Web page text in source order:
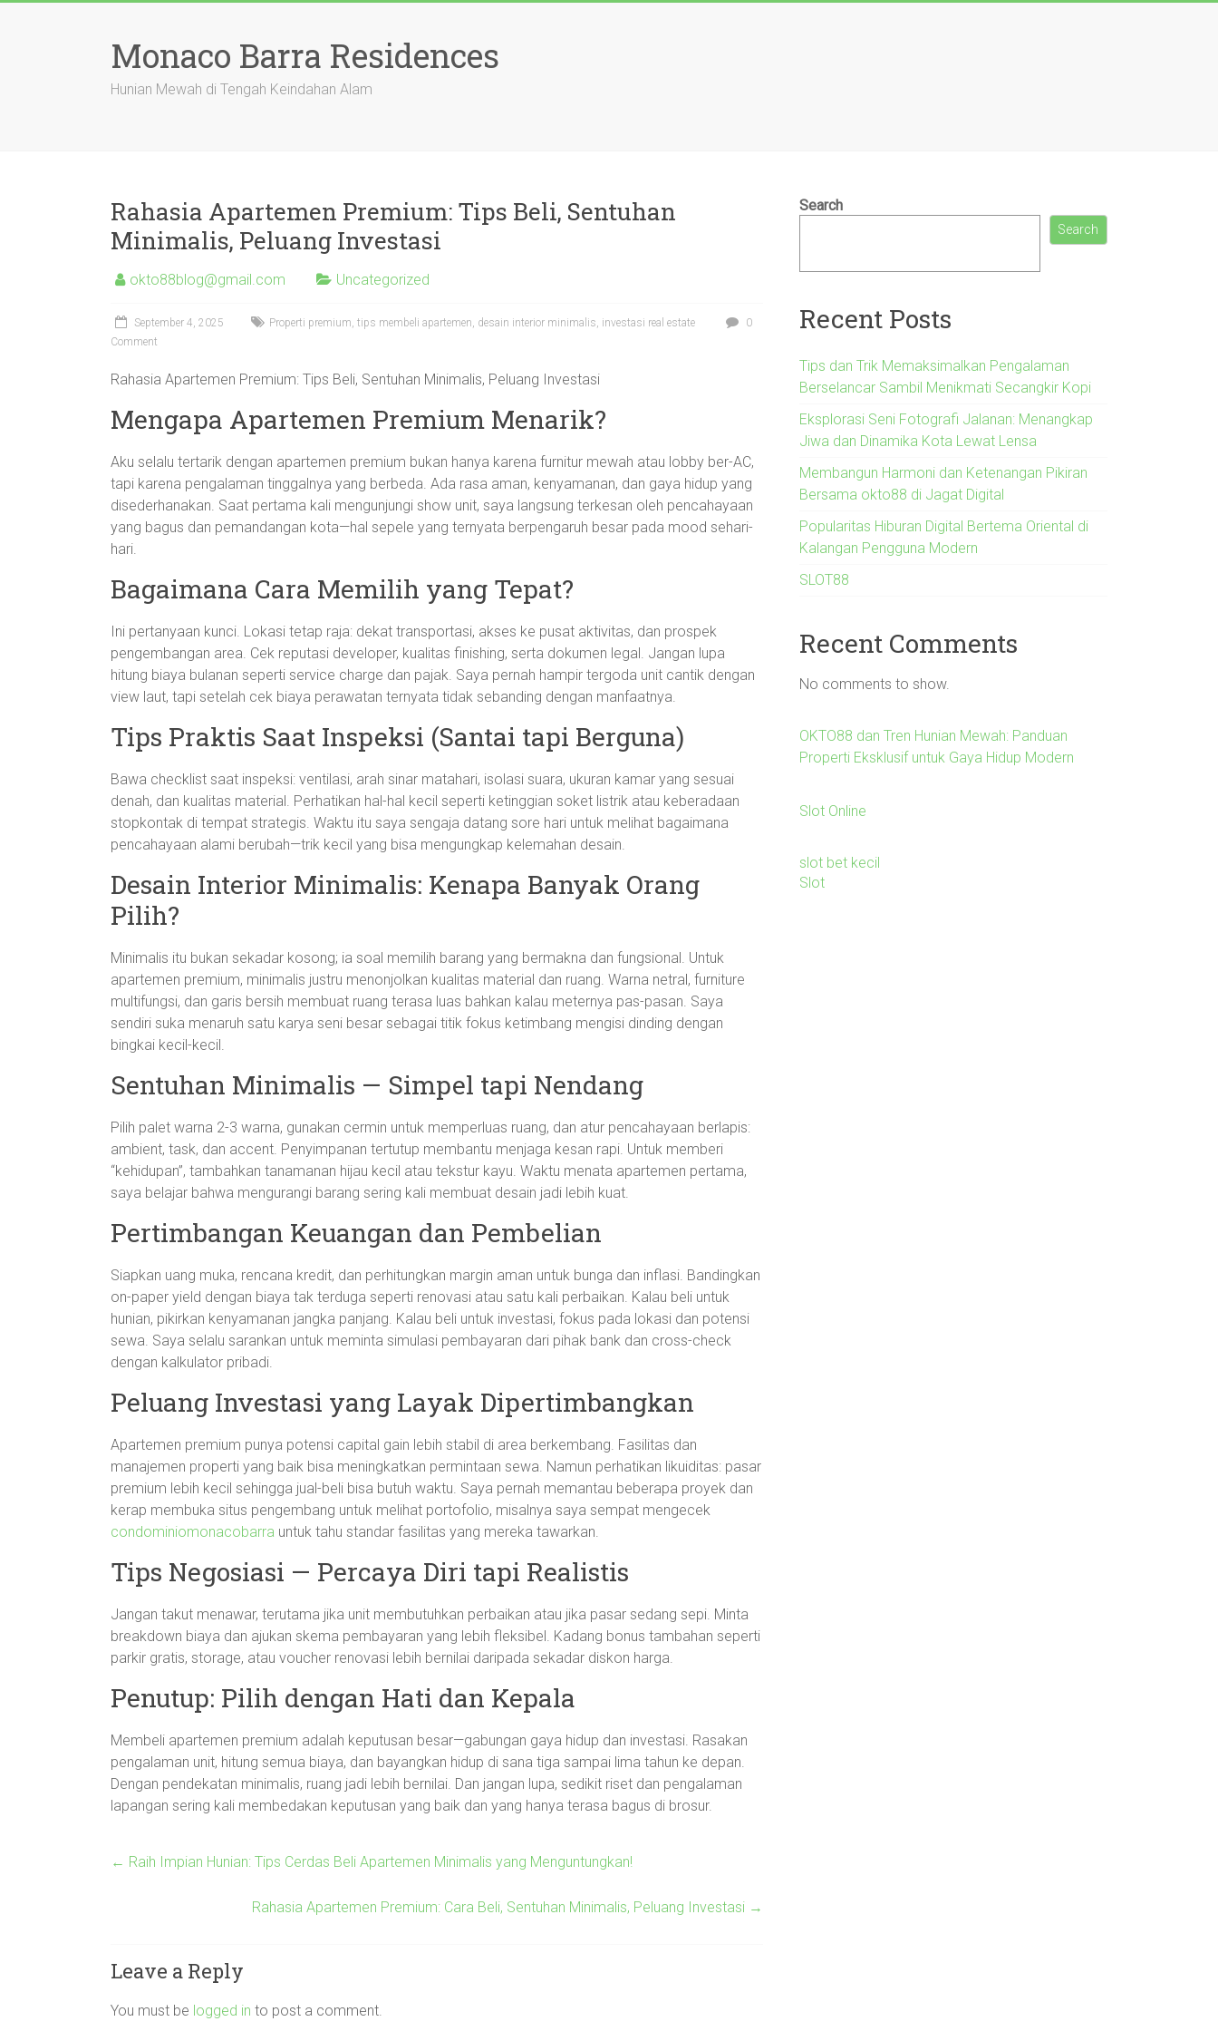
Monaco Barra Residences
Hunian Mewah di Tengah Keindahan Alam
Rahasia Apartemen Premium: Tips Beli, Sentuhan
Minimalis, Peluang Investasi
okto88blog@gmail.com Uncategorized
September 4, 2025 Properti premium, tips membeli apartemen, desain interior minimalis, investasi real estate
0
Comment
Rahasia Apartemen Premium: Tips Beli, Sentuhan Minimalis, Peluang Investasi
Mengapa Apartemen Premium Menarik?
Aku selalu tertarik dengan apartemen premium bukan hanya karena furnitur mewah atau lobby ber-AC,
tapi karena pengalaman tinggalnya yang berbeda. Ada rasa aman, kenyamanan, dan gaya hidup yang
disederhanakan. Saat pertama kali mengunjungi show unit, saya langsung terkesan oleh pencahayaan
yang bagus dan pemandangan kota—hal sepele yang ternyata berpengaruh besar pada mood sehari-
hari.
Bagaimana Cara Memilih yang Tepat?
Ini pertanyaan kunci. Lokasi tetap raja: dekat transportasi, akses ke pusat aktivitas, dan prospek
pengembangan area. Cek reputasi developer, kualitas finishing, serta dokumen legal. Jangan lupa
hitung biaya bulanan seperti service charge dan pajak. Saya pernah hampir tergoda unit cantik dengan
view laut, tapi setelah cek biaya perawatan ternyata tidak sebanding dengan manfaatnya.
Tips Praktis Saat Inspeksi (Santai tapi Berguna)
Bawa checklist saat inspeksi: ventilasi, arah sinar matahari, isolasi suara, ukuran kamar yang sesuai
denah, dan kualitas material. Perhatikan hal-hal kecil seperti ketinggian soket listrik atau keberadaan
stopkontak di tempat strategis. Waktu itu saya sengaja datang sore hari untuk melihat bagaimana
pencahayaan alami berubah—trik kecil yang bisa mengungkap kelemahan desain.
Desain Interior Minimalis: Kenapa Banyak Orang
Pilih?
Minimalis itu bukan sekadar kosong; ia soal memilih barang yang bermakna dan fungsional. Untuk
apartemen premium, minimalis justru menonjolkan kualitas material dan ruang. Warna netral, furniture
multifungsi, dan garis bersih membuat ruang terasa luas bahkan kalau meternya pas-pasan. Saya
sendiri suka menaruh satu karya seni besar sebagai titik fokus ketimbang mengisi dinding dengan
bingkai kecil-kecil.
Sentuhan Minimalis — Simpel tapi Nendang
Pilih palet warna 2-3 warna, gunakan cermin untuk memperluas ruang, dan atur pencahayaan berlapis:
ambient, task, dan accent. Penyimpanan tertutup membantu menjaga kesan rapi. Untuk memberi
“kehidupan”, tambahkan tanamanan hijau kecil atau tekstur kayu. Waktu menata apartemen pertama,
saya belajar bahwa mengurangi barang sering kali membuat desain jadi lebih kuat.
Pertimbangan Keuangan dan Pembelian
Siapkan uang muka, rencana kredit, dan perhitungkan margin aman untuk bunga dan inflasi. Bandingkan
on-paper yield dengan biaya tak terduga seperti renovasi atau satu kali perbaikan. Kalau beli untuk
hunian, pikirkan kenyamanan jangka panjang. Kalau beli untuk investasi, fokus pada lokasi dan potensi
sewa. Saya selalu sarankan untuk meminta simulasi pembayaran dari pihak bank dan cross-check
dengan kalkulator pribadi.
Peluang Investasi yang Layak Dipertimbangkan
Apartemen premium punya potensi capital gain lebih stabil di area berkembang. Fasilitas dan
manajemen properti yang baik bisa meningkatkan permintaan sewa. Namun perhatikan likuiditas: pasar
premium lebih kecil sehingga jual-beli bisa butuh waktu. Saya pernah memantau beberapa proyek dan
kerap membuka situs pengembang untuk melihat portofolio, misalnya saya sempat mengecek
condominiomonacobarra untuk tahu standar fasilitas yang mereka tawarkan.
Tips Negosiasi — Percaya Diri tapi Realistis
Jangan takut menawar, terutama jika unit membutuhkan perbaikan atau jika pasar sedang sepi. Minta
breakdown biaya dan ajukan skema pembayaran yang lebih fleksibel. Kadang bonus tambahan seperti
parkir gratis, storage, atau voucher renovasi lebih bernilai daripada sekadar diskon harga.
Penutup: Pilih dengan Hati dan Kepala
Membeli apartemen premium adalah keputusan besar—gabungan gaya hidup dan investasi. Rasakan
pengalaman unit, hitung semua biaya, dan bayangkan hidup di sana tiga sampai lima tahun ke depan.
Dengan pendekatan minimalis, ruang jadi lebih bernilai. Dan jangan lupa, sedikit riset dan pengalaman
lapangan sering kali membedakan keputusan yang baik dan yang hanya terasa bagus di brosur.
← Raih Impian Hunian: Tips Cerdas Beli Apartemen Minimalis yang Menguntungkan!
Rahasia Apartemen Premium: Cara Beli, Sentuhan Minimalis, Peluang Investasi →
Leave a Reply
You must be logged in to post a comment.
Search
Search
Recent Posts
Tips dan Trik Memaksimalkan Pengalaman
Berselancar Sambil Menikmati Secangkir Kopi
Eksplorasi Seni Fotografi Jalanan: Menangkap
Jiwa dan Dinamika Kota Lewat Lensa
Membangun Harmoni dan Ketenangan Pikiran
Bersama okto88 di Jagat Digital
Popularitas Hiburan Digital Bertema Oriental di
Kalangan Pengguna Modern
SLOT88
Recent Comments
No comments to show.
OKTO88 dan Tren Hunian Mewah: Panduan
Properti Eksklusif untuk Gaya Hidup Modern
Slot Online
slot bet kecil
Slot